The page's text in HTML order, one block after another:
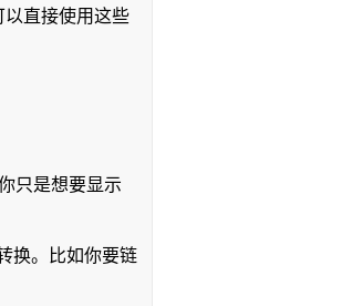
以直接使用这些
只是想要显示
换。比如你要链